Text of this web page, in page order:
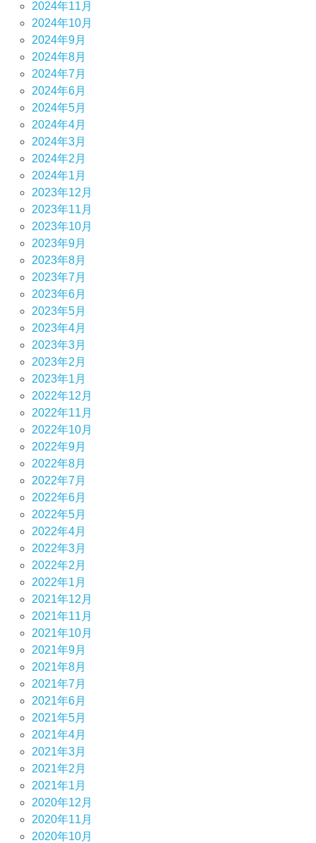
2024年11月
2024年10月
2024年9月
2024年8月
2024年7月
2024年6月
2024年5月
2024年4月
2024年3月
2024年2月
2024年1月
2023年12月
2023年11月
2023年10月
2023年9月
2023年8月
2023年7月
2023年6月
2023年5月
2023年4月
2023年3月
2023年2月
2023年1月
2022年12月
2022年11月
2022年10月
2022年9月
2022年8月
2022年7月
2022年6月
2022年5月
2022年4月
2022年3月
2022年2月
2022年1月
2021年12月
2021年11月
2021年10月
2021年9月
2021年8月
2021年7月
2021年6月
2021年5月
2021年4月
2021年3月
2021年2月
2021年1月
2020年12月
2020年11月
2020年10月